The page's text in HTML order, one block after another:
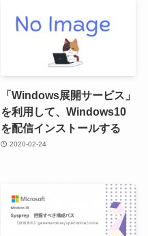
「Windows展開サービス」
を利用して、Windows10
を配信インストールする
2020-02-24